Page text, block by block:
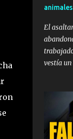
El
vestía
horas
Animal',